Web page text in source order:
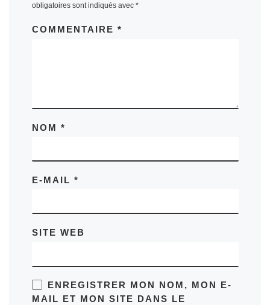
obligatoires sont indiqués avec *
COMMENTAIRE *
NOM *
E-MAIL *
SITE WEB
ENREGISTRER MON NOM, MON E-
MAIL ET MON SITE DANS LE